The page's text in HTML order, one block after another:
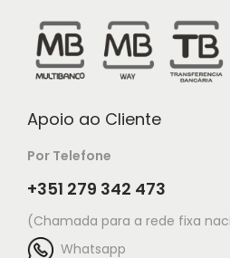
Apoio ao Cliente
Por Telefone
+351 279 342 473
(Chamada para a rede fixa
Whatsapp